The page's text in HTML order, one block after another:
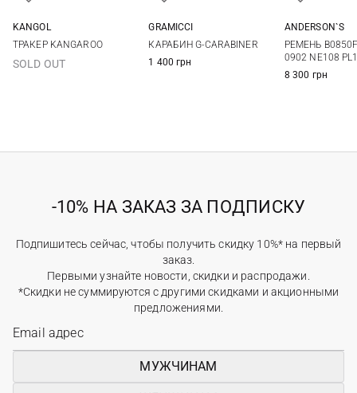
KANGOL
ТРАКЕР KANGAROO
SOLD OUT
GRAMICCI
КАРАБИН G-CARABINER
1 400 грн
85
90
ANDERSON`S
РЕМЕНЬ
0902 NE108
8 300 грн
-10% НА ЗАКАЗ ЗА ПОДПИСКУ
Подпишитесь сейчас, чтобы получить скидку 10%* на первый
заказ.
Первыми узнайте новости, скидки и распродажи.
*Скидки не суммируются с другими скидками и акционными
предложениями.
МУЖЧИНАМ